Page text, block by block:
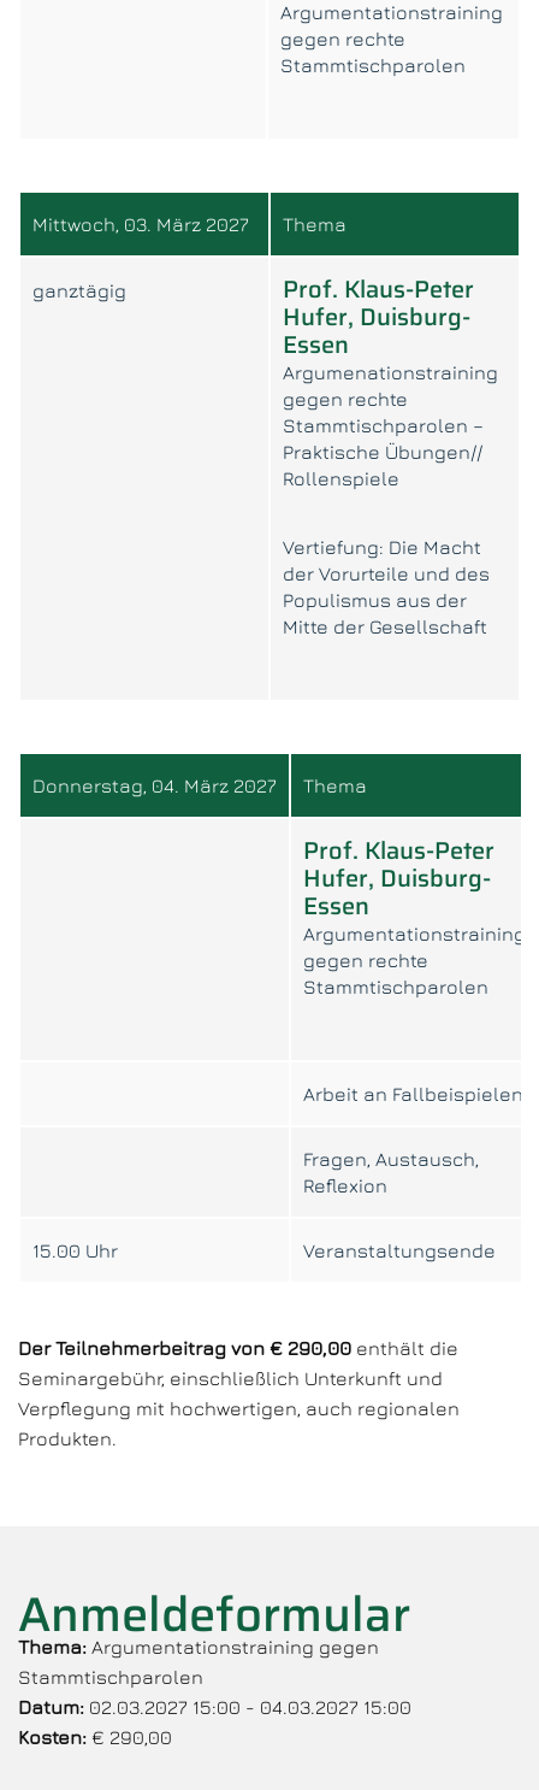
Argumentationstraining
gegen rechte
Stammtischparolen
Mittwoch, 03. März 2027 Thema
ganztägig Prof. Klaus-Peter
Hufer, Duisburg-
Essen
Argumenationstraining
gegen rechte
Stammtischparolen –
Praktische Übungen//
Rollenspiele
Vertiefung: Die Macht
der Vorurteile und des
Populismus aus der
Mitte der Gesellschaft
Donnerstag, 04. März 2027 Thema
Prof. Klaus-Peter
Hufer, Duisburg-
Essen
Argumentationstraining
gegen rechte
Stammtischparolen
Arbeit an Fallbeispielen
Fragen, Austausch,
Reflexion
15.00 Uhr Veranstaltungsende
Der Teilnehmerbeitrag von € 290,00 enthält die
Seminargebühr, einschließlich Unterkunft und
Verpflegung mit hochwertigen, auch regionalen
Produkten.
Anmeldeformular
Thema: Argumentationstraining gegen
Stammtischparolen
Datum: 02.03.2027 15:00 - 04.03.2027 15:00
Kosten: € 290,00